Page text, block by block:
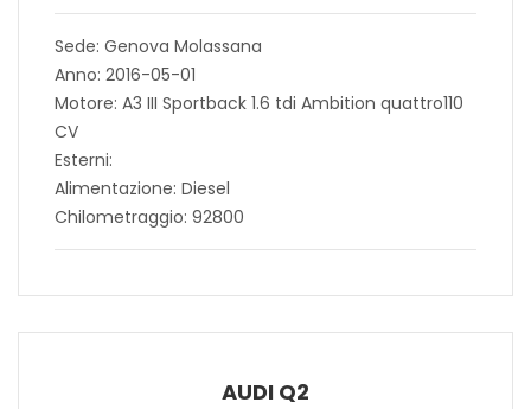
Sede: Genova Molassana
Anno: 2016-05-01
Motore: A3 III Sportback 1.6 tdi Ambition quattro110
CV
Esterni:
Alimentazione: Diesel
Chilometraggio: 92800
AUDI Q2